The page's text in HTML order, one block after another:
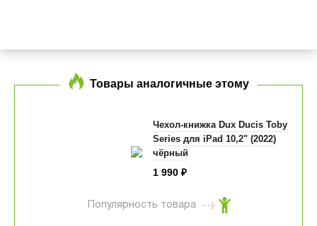
Товары аналогичные этому
Чехол-книжка Dux Ducis Toby
Series для iPad 10,2" (2022)
чёрный
1 990 ₽
Популярность товара